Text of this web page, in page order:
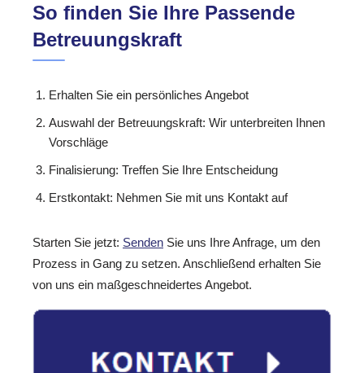
So finden Sie Ihre Passende
Betreuungskraft
Erhalten Sie ein persönliches Angebot
Auswahl der Betreuungskraft: Wir unterbreiten Ihnen
Vorschläge
Finalisierung: Treffen Sie Ihre Entscheidung
Erstkontakt: Nehmen Sie mit uns Kontakt auf
Starten Sie jetzt: Senden Sie uns Ihre Anfrage, um den
Prozess in Gang zu setzen. Anschließend erhalten Sie
von uns ein maßgeschneidertes Angebot.